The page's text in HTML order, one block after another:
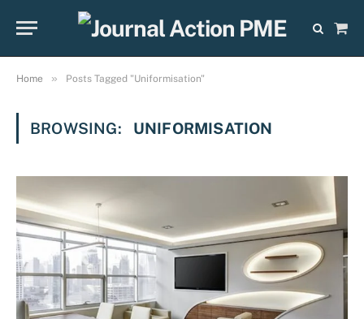
Cart
Home » Posts Tagged "Uniformisation"
BROWSING: UNIFORMISATION